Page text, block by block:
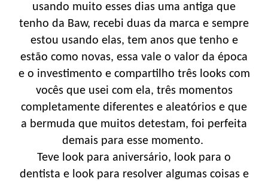
usando muito esses dias uma antiga que
tenho da Baw, recebi duas da marca e sempre
estou usando elas, tem anos que tenho e
estão como novas, essa vale o valor da época
e o investimento e compartilho três looks com
vocês que usei com ela, três momentos
completamente diferentes e aleatórios e que
a bermuda que muitos detestam, foi perfeita
demais para esse momento.
Teve look para aniversário, look para o
dentista e look para resolver algumas coisas e